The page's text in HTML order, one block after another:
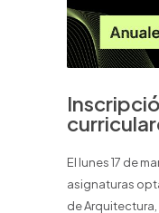
El lunes 17 de
asignaturas
de